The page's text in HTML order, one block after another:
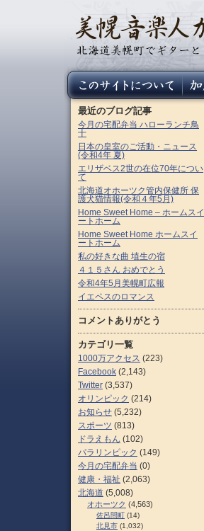
最近のブログ記事
今月の宅配弁当 ハローランチ鳥
十
日本の皇室のご活動・ニュース
(令和4年 夏)
エリザベス2世の在位70年につい
て
北海道オホーツク管内保健所 保
護犬猫情報(令和４年5月)
Home Sweet Home – ホームスイ
ートホーム
Home Sweet Home ホームスイ
ートホーム
私の好きな曲 埴生の宿
４１５さん おめでとう
令和4年5月美幌町広報
イエペスのロマンス
コメントありがとう
カテゴリ一覧
1000万アクセス (223)
Facebook (2,143)
Twitter (3,537)
オリンピック (214)
お知らせ (5,232)
スポーツ (813)
ドラえもん (102)
パラリンピック (149)
今月の宅配弁当 (0)
健康・福祉 (2,063)
北海道 (5,008)
オホーツク (4,563)
佐呂間町 (14)
北見市 (1,032)